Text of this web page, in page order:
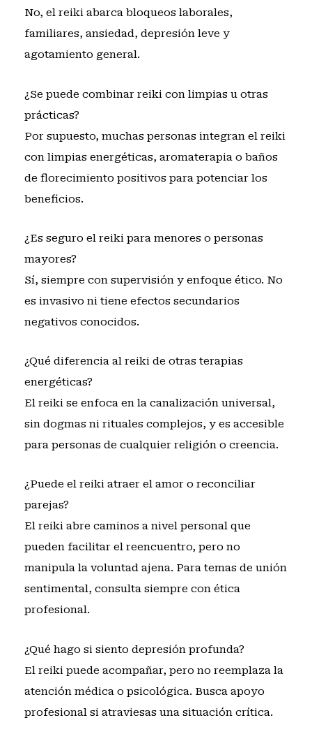
No, el reiki abarca bloqueos laborales,
familiares, ansiedad, depresión leve y
agotamiento general.
¿Se puede combinar reiki con limpias u otras
prácticas?
Por supuesto, muchas personas integran el reiki
con limpias energéticas, aromaterapia o baños
de florecimiento positivospara potenciar los
beneficios.
¿Es seguro el reiki para menores o personas
mayores?
Sí, siempre con supervisión y enfoque ético. No
es invasivo ni tiene efectos secundarios
negativos conocidos.
¿Qué diferencia al reiki de otras terapias
energéticas?
El reiki se enfoca en la canalización universal,
sin dogmas ni rituales complejos, y es accesible
para personas de cualquier religión o creencia.
¿Puede el reiki atraer el amor o reconciliar
parejas?
El reiki abre caminos a nivel personal que
pueden facilitar el reencuentro, pero no
manipula la voluntad ajena. Para temas de unión
sentimental, consulta siempre con ética
profesional.
¿Qué hago si siento depresión profunda?
El reiki puede acompañar, pero no reemplaza la
atención médica o psicológica. Busca apoyo
profesional si atraviesas una situación crítica.